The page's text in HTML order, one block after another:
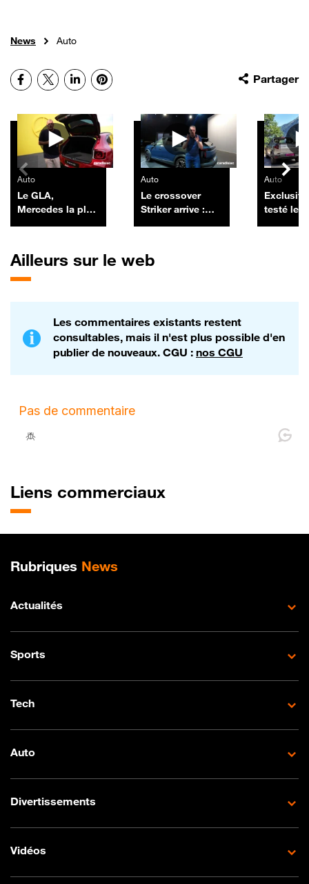
News Auto
Partager
Facebook
X LinkedInPinterest
Autres vidéos
Auto
Le GLA,
Mercedes la plus
Auto
Le crossover
Striker arrive :
Auto
Exclusif :
testé les
Ailleurs sur le web
Les commentaires existants restent
consultables, mais il n'est plus possible d'en
publier de nouveaux. CGU : nos CGU
Liens commerciaux
Plan de site
Rubriques News
Actualités
Sports
Tech
Auto
Divertissements
Vidéos